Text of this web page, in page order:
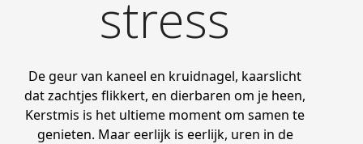
stress
De geur van kaneel en kruidnagel, kaarslicht
dat zachtjes flikkert, en dierbaren om je heen,
Kerstmis is het ultieme moment om samen te
genieten. Maar eerlijk is eerlijk, uren in de